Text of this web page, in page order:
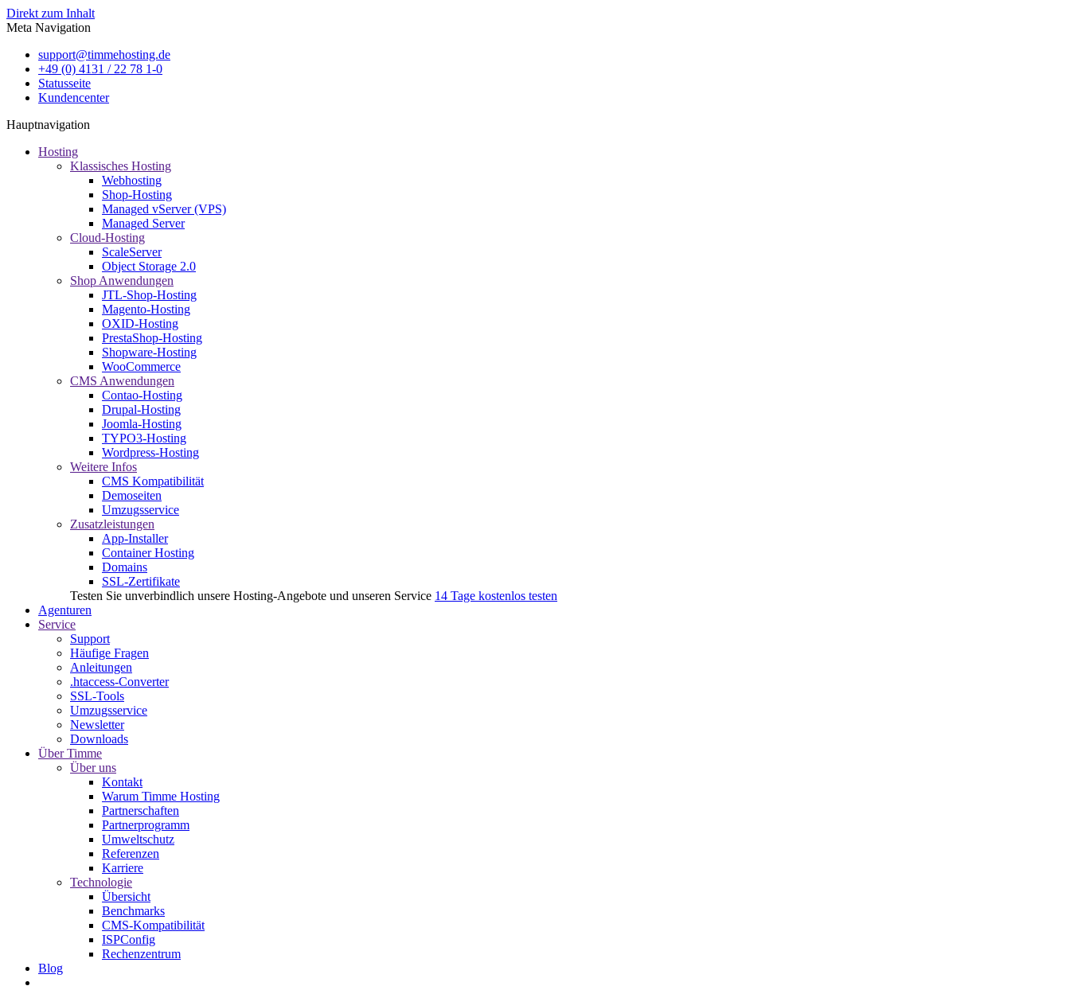
Direkt zum Inhalt
Meta Navigation
support@timmehosting.de
+49 (0) 4131 / 22 78 1-0
Statusseite
Kundencenter
Hauptnavigation
Hosting
Klassisches Hosting
Webhosting
Shop-Hosting
Managed vServer (VPS)
Managed Server
Cloud-Hosting
ScaleServer
Object Storage 2.0
Shop Anwendungen
JTL-Shop-Hosting
Magento-Hosting
OXID-Hosting
PrestaShop-Hosting
Shopware-Hosting
WooCommerce
CMS Anwendungen
Contao-Hosting
Drupal-Hosting
Joomla-Hosting
TYPO3-Hosting
Wordpress-Hosting
Weitere Infos
CMS Kompatibilität
Demoseiten
Umzugsservice
Zusatzleistungen
App-Installer
Container Hosting
Domains
SSL-Zertifikate
Testen Sie unverbindlich unsere Hosting-Angebote und unseren Service 14 Tage kostenlos testen
Agenturen
Service
Support
Häufige Fragen
Anleitungen
.htaccess-Converter
SSL-Tools
Umzugsservice
Newsletter
Downloads
Über Timme
Über uns
Kontakt
Warum Timme Hosting
Partnerschaften
Partnerprogramm
Umweltschutz
Referenzen
Karriere
Technologie
Übersicht
Benchmarks
CMS-Kompatibilität
ISPConfig
Rechenzentrum
Blog